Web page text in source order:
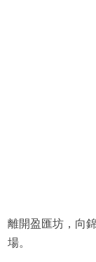
離開盈匯坊，向
場。